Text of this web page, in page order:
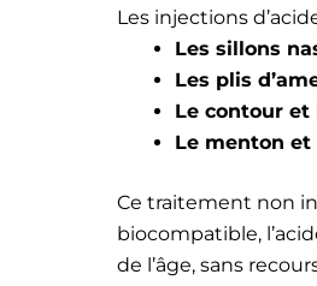
Les injections
Les sillons
Les plis
Le contour et
Le menton et
Ce traitement non
biocompatible,
de l’âge, sans